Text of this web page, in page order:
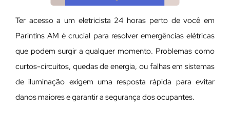
Ter acesso a um eletricista 24 horas perto de você em
Parintins AM é crucial para resolver emergências elétricas
que podem surgir a qualquer momento. Problemas como
curtos-circuitos, quedas de energia, ou falhas em sistemas
de iluminação exigem uma resposta rápida para evitar
danos maiores e garantir a segurança dos ocupantes.